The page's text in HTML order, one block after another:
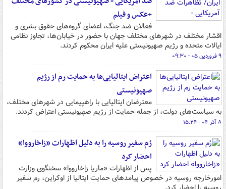
+عکس و فیلم
فعالان ضد جنگ، اعضای گروه‌های حقوق بشری و
اقشار مختلف در شهرهای مختلف جهان با حضور در خیابان‌ها، تجاوز نظامی
ایالات متحده و رژیم صهیونیستی علیه ایران محکوم کردند.
۹ فروردین ۰۵ - ۰۹:۳۰
اعتراض ایتالیایی‌ها به حمایت رم از رژیم
صهیونیستی
معترضان ایتالیایی با راهپیمایی در شهرهای مختلف،
به سیاست‌های دولت، از جمله حمایت از رژیم صهیونیستی اعتراض کردند.
۸ آذر ۰۴ - ۱۵:۲۴
رُم سفیر روسیه را به دلیل اظهارات «زاخارووا»
احضار کرد
پس از اظهارات «ماریا زاخارووا» سخنگوی وزارت
امورخارجه روسیه در خصوص پیامدهای حمایت ایتالیا از اوکراین، رم سفیر